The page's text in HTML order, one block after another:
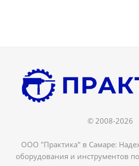
© 2008-2026
ООО "Практика" в Самаре:
оборудования и инструментов